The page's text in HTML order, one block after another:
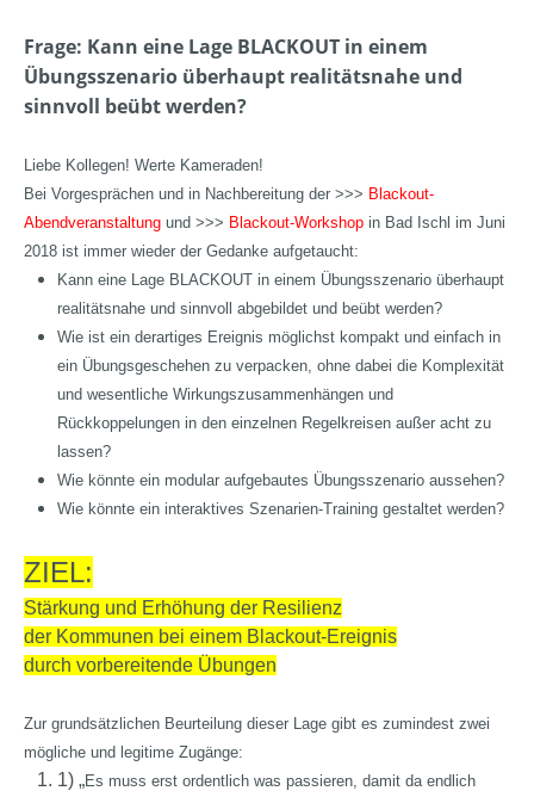
Frage: Kann eine Lage BLACKOUT in einem
Übungsszenario überhaupt realitätsnahe und
sinnvoll beübt werden?
Liebe Kollegen! Werte Kameraden!
Bei Vorgesprächen und in Nachbereitung der >>> Blackout-
Abendveranstaltung und >>> Blackout-Workshop in Bad Ischl im Juni
2018 ist immer wieder der Gedanke aufgetaucht:
Kann eine Lage BLACKOUT in einem Übungsszenario überhaupt
realitätsnahe und sinnvoll abgebildet und beübt werden?
Wie ist ein derartiges Ereignis möglichst kompakt und einfach in
ein Übungsgeschehen zu verpacken, ohne dabei die Komplexität
und wesentliche Wirkungszusammenhängen und
Rückkoppelungen in den einzelnen Regelkreisen außer acht zu
lassen?
Wie könnte ein modular aufgebautes Übungsszenario aussehen?
Wie könnte ein interaktives Szenarien-Training gestaltet werden?
ZIEL:
Stärkung und Erhöhung der Resilienz
der Kommunen bei einem Blackout-Ereignis
durch vorbereitende Übungen
Zur grundsätzlichen Beurteilung dieser Lage gibt es zumindest zwei
mögliche und legitime Zugänge:
1) „Es muss erst ordentlich was passieren, damit da endlich